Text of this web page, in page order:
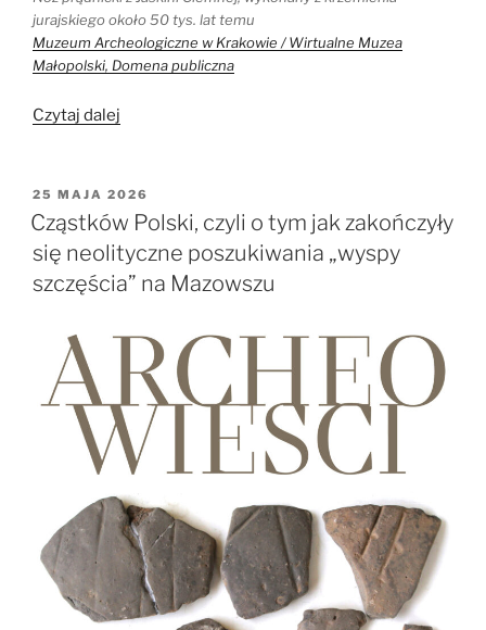
jurajskiego około 50 tys. lat temu
Muzeum Archeologiczne w Krakowie / Wirtualne Muzea
Małopolski, Domena publiczna
Czytaj dalej
górach?
Pomóż
archeologom
odkrywać
stanowiska
epoki
kamienia”
OPUBLIKOWANE
W
25 MAJA 2026
Cząstków Polski, czyli o tym jak zakończyły
się neolityczne poszukiwania „wyspy
szczęścia” na Mazowszu